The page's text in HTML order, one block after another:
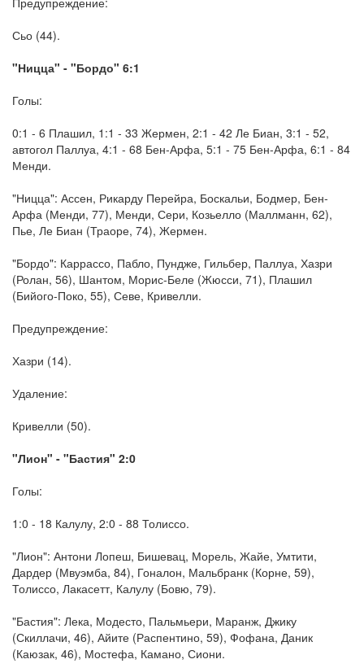
Сьо (44).
"Ницца" - "Бордо" 6:1
Голы:
0:1 - 6 Плашил, 1:1 - 33 Жермен, 2:1 - 42 Ле Биан, 3:1 - 52,
автогол Паллуа, 4:1 - 68 Бен-Арфа, 5:1 - 75 Бен-Арфа, 6:1 - 84
Менди.
"Ницца": Ассен, Рикарду Перейра, Боскальи, Бодмер, Бен-
Арфа (Менди, 77), Менди, Сери, Козьелло (Маллманн, 62),
Пье, Ле Биан (Траоре, 74), Жермен.
"Бордо": Каррассо, Пабло, Пундже, Гильбер, Паллуа, Хазри
(Ролан, 56), Шантом, Морис-Беле (Жюсси, 71), Плашил
(Бийого-Поко, 55), Севе, Кривелли.
Предупреждение:
Хазри (14).
Удаление:
Кривелли (50).
"Лион" - "Бастия" 2:0
Голы:
1:0 - 18 Калулу, 2:0 - 88 Толиссо.
"Лион": Антони Лопеш, Бишевац, Морель, Жайе, Умтити,
Дардер (Мвуэмба, 84), Гоналон, Мальбранк (Корне, 59),
Толиссо, Лакасетт, Калулу (Бовю, 79).
"Бастия": Лека, Модесто, Пальмьери, Маранж, Джику
(Скиллачи, 46), Айите (Распентино, 59), Фофана, Даник
(Каюзак, 46), Мостефа, Камано, Сиони.